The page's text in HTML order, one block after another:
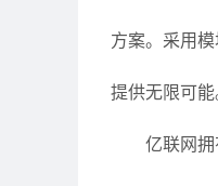
方案。采用
提供无限可能
亿联网